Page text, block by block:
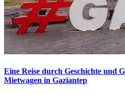
Eine Reise durch Geschichte und
Mietwagen in Gaziantep